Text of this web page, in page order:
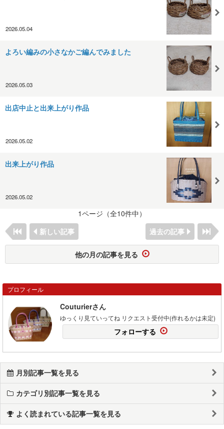
2026.05.04
よろい編みの小さなかご編んでみました
2026.05.03
出店中止と出来上がり作品
2026.05.02
出来上がり作品
2026.05.02
1ページ（全10件中）
新しい記事
過去の記事
他の月の記事を見る
プロフィール
Couturierさん
ゆっくり見ていってね リクエスト受付中(作れるかは未定)
フォローする
月別記事一覧を見る
カテゴリ別記事一覧を見る
よく読まれている記事一覧を見る